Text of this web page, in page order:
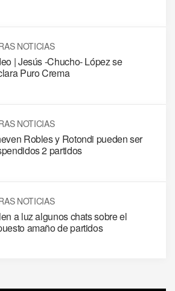
NOTICIAS
| Jesús -Chucho- López se
Puro Crema
NOTICIAS
Robles y Rotondi pueden ser
2 partidos
NOTICIAS
a luz algunos chats sobre el
amaño de partidos